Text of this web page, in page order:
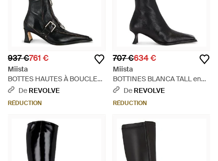
937 €761 €
Miista
BOTTES HAUTES À BOUCLES
ELIYA en Black - Noir
De REVOLVE
RÉDUCTION
707 €634 €
Miista
BOTTINES BLANCA TALL en
Black - Noir
De REVOLVE
RÉDUCTION